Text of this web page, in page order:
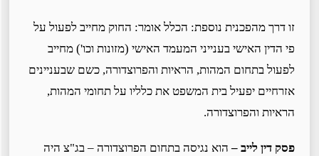
זו דרך מהפכנית נוספת: הכלל אומר: החוק מחייב לפעול על
פי הדין האישי בענייני המעמד האישי (מזונות וכו') מחייב
לפעול בתחום המהות, הראיות והפרוצדורה, כשם שבעניינים
אזרחיים יפעיל בית המשפט את כלליו על תחומי המהות,
הראיות והפרוצדורה.
פסק דין לייב –הוא נגיסה בתחום הפרוצדורה – בג"צ היה